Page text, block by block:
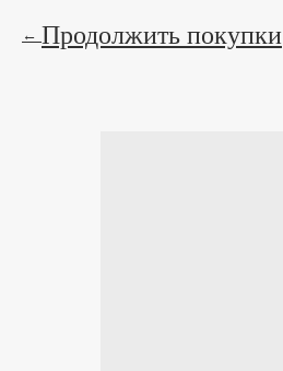
Продолжить покупки